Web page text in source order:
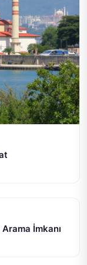
İmkanı